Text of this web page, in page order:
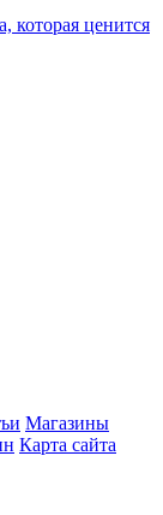
которая ценится
Магазины
Карта сайта